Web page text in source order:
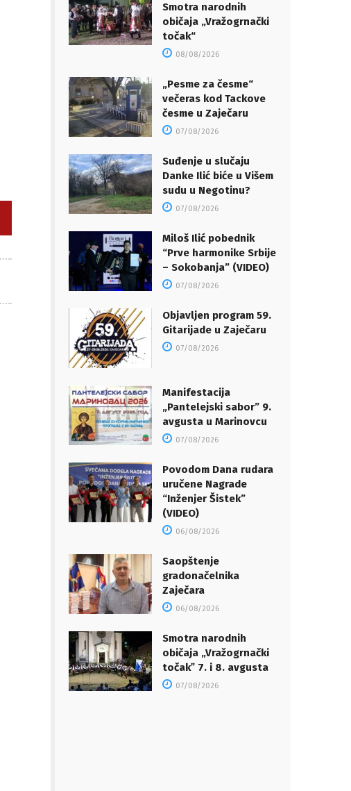
Smotra narodnih
običaja „Vražogrnački
točak“
08/08/2026
„Pesme za česme“
večeras kod Tackove
česme u Zaječaru
07/08/2026
Suđenje u slučaju
Danke Ilić biće u Višem
sudu u Negotinu?
07/08/2026
Miloš Ilić pobednik
“Prve harmonike Srbije
– Sokobanja” (VIDEO)
07/08/2026
Objavljen program 59.
Gitarijade u Zaječaru
07/08/2026
Manifestacija
„Pantelejski sabor” 9.
avgusta u Marinovcu
07/08/2026
Povodom Dana rudara
uručene Nagrade
“Inženjer Šistek”
(VIDEO)
06/08/2026
Saopštenje
gradonačelnika
Zaječara
06/08/2026
Smotra narodnih
običaja „Vražogrnački
točakˮ 7. i 8. avgusta
07/08/2026